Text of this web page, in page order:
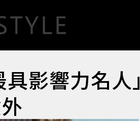
影響力名人」